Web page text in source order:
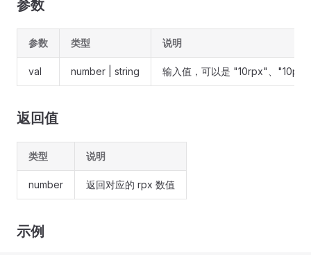
参数
参数 类型 说明
val number | string 输入值，可以是 "10rpx"、"10px"
返回值
类型 说明
number 返回对应的 rpx 数值
示例